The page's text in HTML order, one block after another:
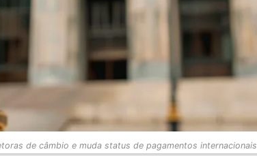
de câmbio e muda status de pagamentos internacionais